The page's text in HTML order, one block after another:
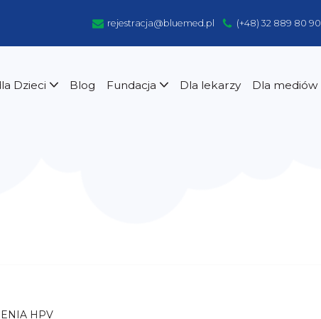
rejestracja@bluemed.pl (+48) 32 889 80 90
Dzieci Blog Fundacja Dla lekarzy Dla mediów
HPV